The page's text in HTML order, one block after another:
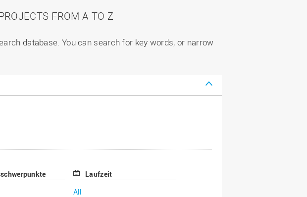
FROM A TO Z
database. You can search for key words, or narrow
Laufzeit
All